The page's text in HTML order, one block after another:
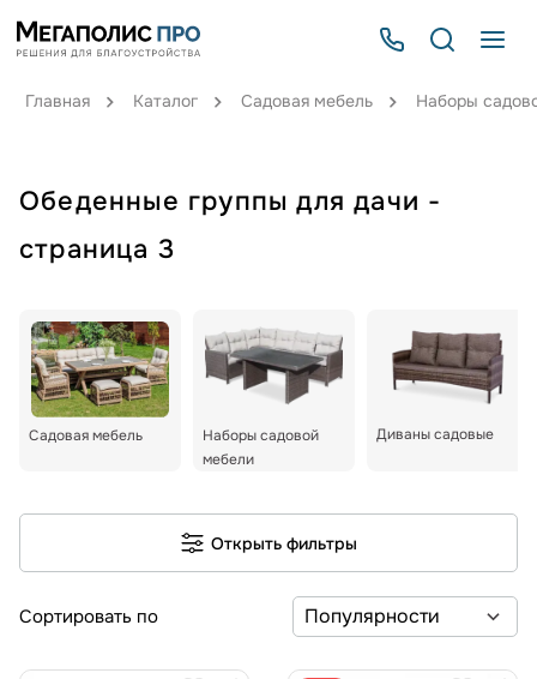
Главная Каталог Садовая мебель Наборы
Обеденные группы для дачи -
страница 3
Садовая мебель
Наборы садовой
мебели
Диваны садовые
Открыть фильтры
Сортировать по